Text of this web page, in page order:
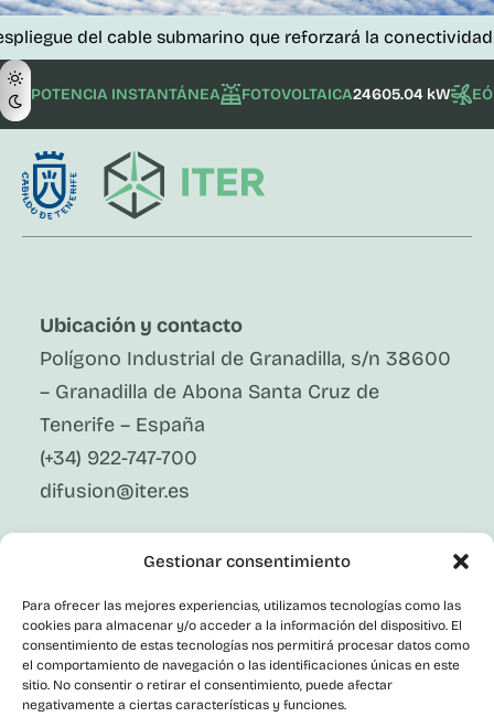
Gestionar consentimiento
Para ofrecer las mejores experiencias, utilizamos tecnologías como las
cookies para almacenar y/o acceder a la información del dispositivo. El
consentimiento de estas tecnologías nos permitirá procesar datos como
el comportamiento de navegación o las identificaciones únicas en este
sitio. No consentir o retirar el consentimiento, puede afectar
negativamente a ciertas características y funciones.
cable submarino que reforzará la conectividad de las
POTENCIA INSTANTÁNEA FOTOVOLTAICA24605.04 kW
Ubicación y contacto
Polígono Industrial de Granadilla, s/n 38600
– Granadilla de Abona Santa Cruz de
Tenerife – España
(+34) 922-747-700
difusion@iter.es
X
Instagram
Youtube
Corporativo
Contacto